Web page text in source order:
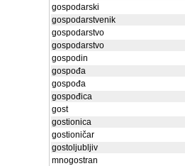
gospodarski
gospodarstvenik
gospodarstvo
gospodarstvo
gospodin
gospođa
gospođa
gospođica
gost
gostionica
gostioničar
gostoljubljiv
mnogostran